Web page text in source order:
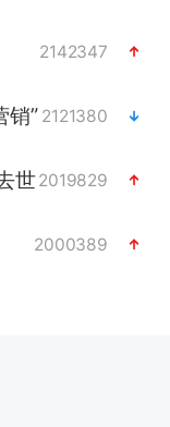
2142347
销” 2121380
世2019829
2000389